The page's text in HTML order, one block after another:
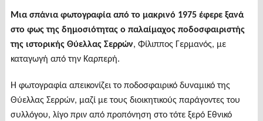
Μια σπάνια φωτογραφία από το μακρινό 1975 έφερε ξανά
στο φως της δημοσιότητας ο παλαίμαχος ποδοσφαιριστής
της ιστορικής Θύελλας Σερρών, Φίλιππος Γερμανός, με
καταγωγή από την Καρπερή.
Η φωτογραφία απεικονίζει το ποδοσφαιρικό δυναμικό της
Θύελλας Σερρών, μαζί με τους διοικητικούς παράγοντες του
συλλόγου, λίγο πριν από προπόνηση στο τότε ξερό Εθνικό